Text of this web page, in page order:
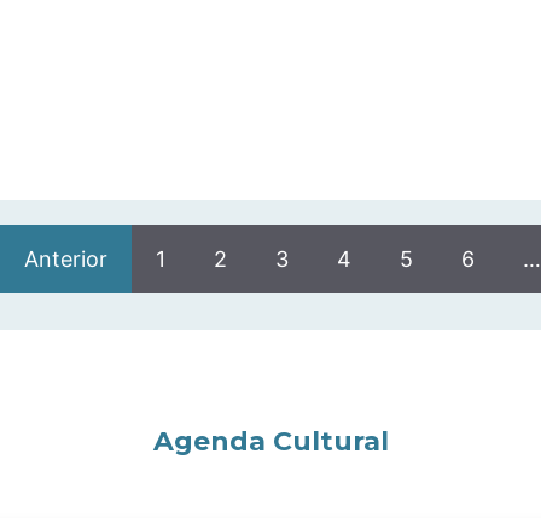
Anterior 1 2 3 4 5 6 …
Agenda Cultural